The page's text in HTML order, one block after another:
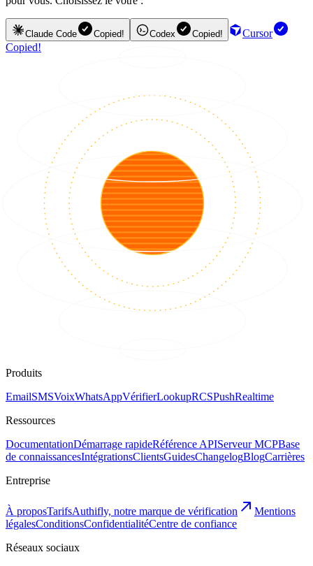
Claude Code Copied! Codex Copied!
Cursor
Copied!
Produits
EmailSMSVoixWhatsAppVérifierLookupRCSPushRealtime
Ressources
DocumentationDémarrage rapideRéférence APIServeur MCPBase
de connaissancesIntégrationsClientsGuidesChangelogBlogCarrières
Entreprise
À proposTarifsAuthifly, notre marque de vérification
Mentions
légalesConditionsConfidentialitéCentre de confiance
Réseaux sociaux